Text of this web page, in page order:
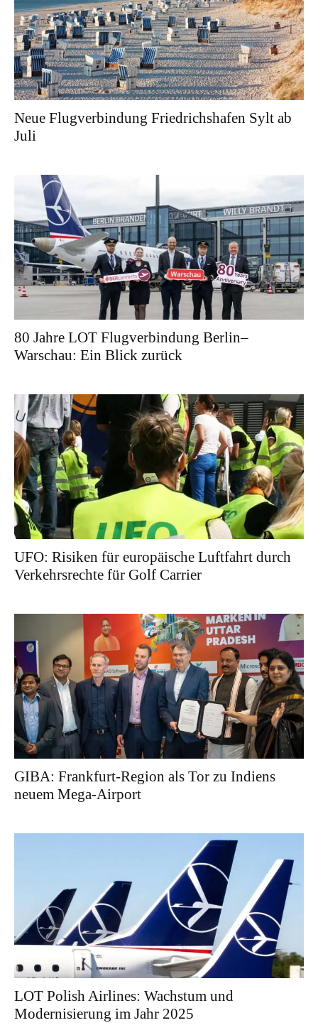
Neue Flugverbindung Friedrichshafen Sylt ab
Juli
80 Jahre LOT Flugverbindung Berlin–
Warschau: Ein Blick zurück
UFO: Risiken für europäische Luftfahrt durch
Verkehrsrechte für Golf Carrier
GIBA: Frankfurt-Region als Tor zu Indiens
neuem Mega-Airport
LOT Polish Airlines: Wachstum und
Modernisierung im Jahr 2025